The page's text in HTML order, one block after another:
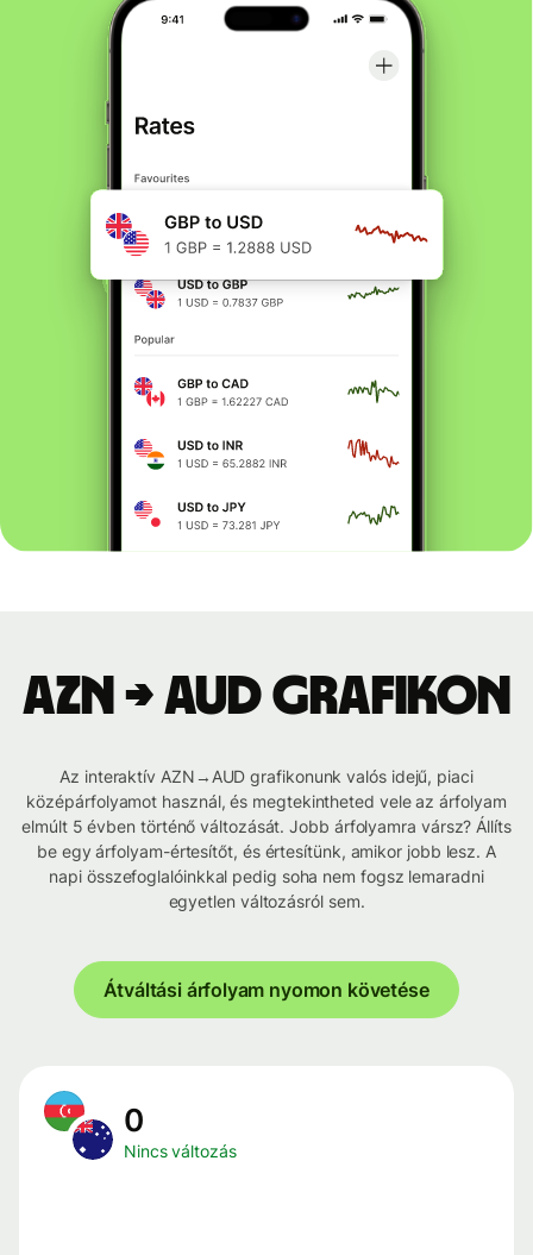
AZN → AUD grafikon
Az interaktív AZN→AUD grafikonunk valós idejű, piaci
középárfolyamot használ, és megtekintheted vele az árfolyam
elmúlt 5 évben történő változását. Jobb árfolyamra vársz? Állíts
be egy árfolyam-értesítőt, és értesítünk, amikor jobb lesz. A
napi összefoglalóinkkal pedig soha nem fogsz lemaradni
egyetlen változásról sem.
Átváltási árfolyam nyomon követése
0
Nincs változás